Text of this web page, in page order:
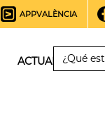
APPVALÈNCIA
ACTUALIDAD